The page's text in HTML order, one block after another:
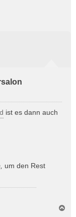
ist es dann auch
um den Rest